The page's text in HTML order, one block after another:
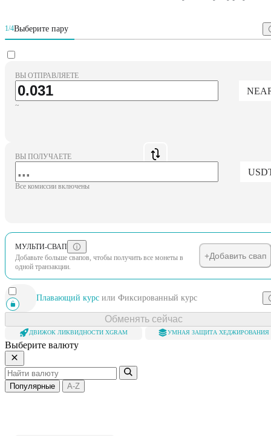
1/4Выберите пару
ВЫ ОТПРАВЛЯЕТЕ
~
ВЫ ПОЛУЧАЕТЕ
Все комиссии включены
МУЛЬТИ-СВАП
Добавьте больше свапов, чтобы получить все монеты в
одной транзакции.
+Добавить свап
Плавающий курс или Фиксированный курс
Обменять сейчас
ДВИЖОК ЛИКВИДНОСТИ XGRAM УМНАЯ ЗАЩИТА ХЕДЖИРОВАНИЯ
Выберите валюту
Популярные A-Z